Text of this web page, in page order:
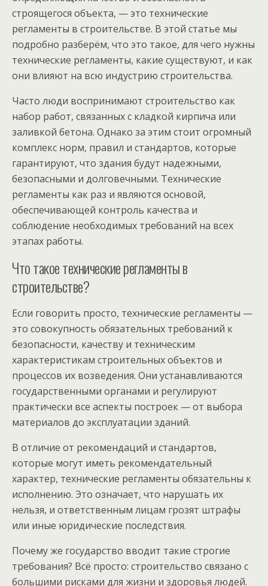
строящегося объекта, — это технические
регламенты в строительстве. В этой статье мы
подробно разберём, что это такое, для чего нужны
технические регламенты, какие существуют, и как
они влияют на всю индустрию строительства.
Часто люди воспринимают строительство как
набор работ, связанных с кладкой кирпича или
заливкой бетона. Однако за этим стоит огромный
комплекс норм, правил и стандартов, которые
гарантируют, что здания будут надежными,
безопасными и долговечными. Технические
регламенты как раз и являются основой,
обеспечивающей контроль качества и
соблюдение необходимых требований на всех
этапах работы.
Что такое технические регламенты в
строительстве?
Если говорить просто, технические регламенты —
это совокупность обязательных требований к
безопасности, качеству и техническим
характеристикам строительных объектов и
процессов их возведения. Они устанавливаются
государственными органами и регулируют
практически все аспекты построек — от выбора
материалов до эксплуатации зданий.
В отличие от рекомендаций и стандартов,
которые могут иметь рекомендательный
характер, технические регламенты обязательны к
исполнению. Это означает, что нарушать их
нельзя, и ответственным лицам грозят штрафы
или иные юридические последствия.
Почему же государство вводит такие строгие
требования? Всё просто: строительство связано с
большими рисками для жизни и здоровья людей.